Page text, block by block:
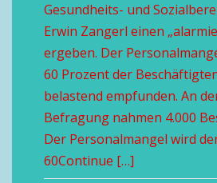
Gesundheits- und
Erwin Zangerl einen
ergeben. Der
60 Prozent der
belastend empfunden. An
Befragung nahmen 4.000
Der Personalmangel wird
60Continue […]